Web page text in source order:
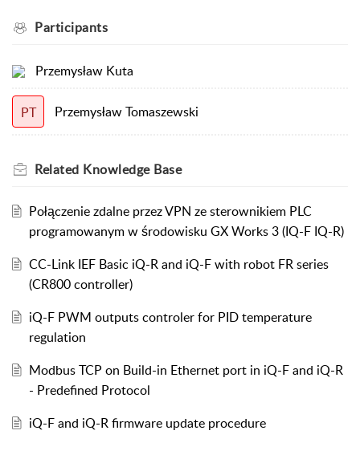
Participants
Przemysław Kuta
PT Przemysław Tomaszewski
Related Knowledge Base
Połączenie zdalne przez VPN ze sterownikiem PLC
programowanym w środowisku GX Works 3 (IQ-F IQ-R)
CC-Link IEF Basic iQ-R and iQ-F with robot FR series
(CR800 controller)
iQ-F PWM outputs controler for PID temperature
regulation
Modbus TCP on Build-in Ethernet port in iQ-F and iQ-R
- Predefined Protocol
iQ-F and iQ-R firmware update procedure